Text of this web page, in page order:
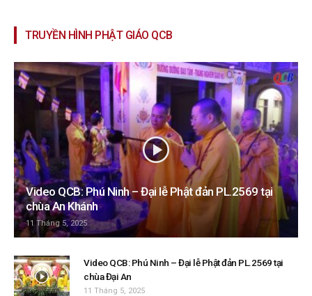
TRUYỀN HÌNH PHẬT GIÁO QCB
Video QCB: Phú Ninh – Đại lễ Phật đản PL.2569 tại
chùa An Khánh
11 Tháng 5, 2025
Video QCB: Phú Ninh – Đại lễ Phật đản PL.2569 tại
chùa Đại An
11 Tháng 5, 2025